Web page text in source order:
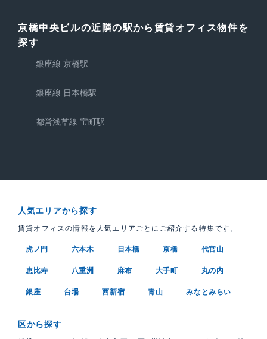
京橋中央ビルの近隣の駅から賃貸オフィス物件を
探す
銀座線 京橋駅
銀座線 日本橋駅
都営浅草線 宝町駅
人気エリアから探す
賃貸オフィスの情報を人気エリアごとにご紹介する特集です。
虎ノ門 六本木 日本橋 京橋 代官山
恵比寿 八重洲 麻布 大手町 丸の内
銀座 台場 西新宿 青山 みなとみらい
区から探す